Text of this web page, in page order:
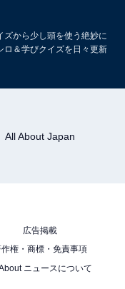
ズから少し頭を使う絶妙に
ロ＆学びクイズを日々更新
All About Japan
広告掲載
権・商標・免責事項
ニュースについて